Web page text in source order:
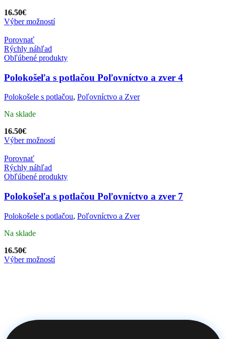
16.50€
Výber možností
Porovnať
Rýchly náhľad
Obľúbené produkty
Polokošeľa s potlačou Poľovníctvo a zver 4
Polokošele s potlačou, Poľovníctvo a Zver
Na sklade
16.50€
Výber možností
Porovnať
Rýchly náhľad
Obľúbené produkty
Polokošeľa s potlačou Poľovníctvo a zver 7
Polokošele s potlačou, Poľovníctvo a Zver
Na sklade
16.50€
Výber možností